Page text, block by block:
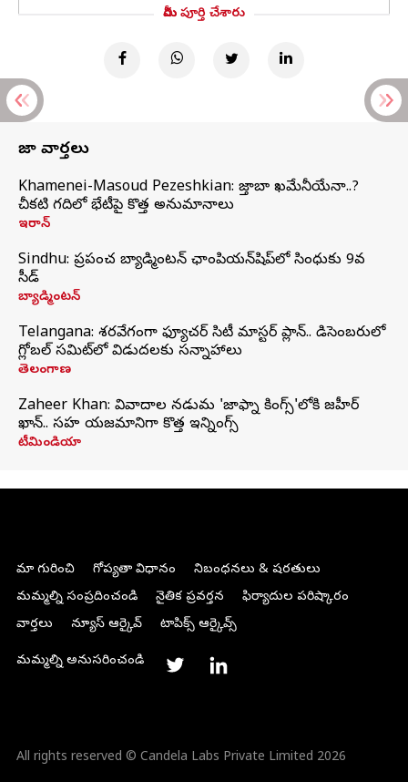
మీరు పూర్తి చేశారు
తాజా వార్తలు
Khamenei-Masoud Pezeshkian: మొజ్తాబా ఖమేనీయేనా..?
చీకటి గదిలో భేటీపై కొత్త అనుమానాలు
ఇరాన్
Sindhu: ప్రపంచ బ్యాడ్మింటన్‌ ఛాంపియన్‌షిప్‌లో సింధుకు 9వ
సీడ్
బ్యాడ్మింటన్
Telangana: శరవేగంగా ఫ్యూచర్ సిటీ మాస్టర్ ప్లాన్.. డిసెంబరులో
గ్లోబల్‌ సమిట్‌లో విడుదలకు సన్నాహాలు
తెలంగాణ
Zaheer Khan: వివాదాల నడుమ 'జాఫ్నా కింగ్స్'లోకి జహీర్
ఖాన్.. సహ యజమానిగా కొత్త ఇన్నింగ్స్
టీమిండియా
మా గురించి గోప్యతా విధానం
నిబంధనలు & షరతులు
మమ్మల్ని సంప్రదించండి
నైతిక ప్రవర్తన
ఫిర్యాదుల పరిష్కారం
వార్తలు
న్యూస్ ఆర్కైవ్ టాపిక్స్ ఆర్కైవ్స్
మమ్మల్ని అనుసరించండి
All rights reserved © Candela Labs Private Limited 2026